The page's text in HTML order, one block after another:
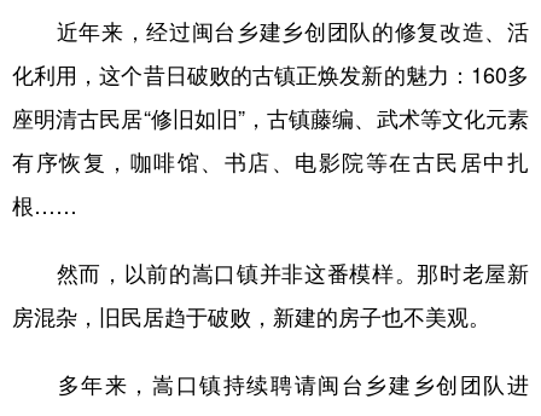
彩票 娱乐 时尚 悦读
公益 一带一路 亚太网 上市公司
北京 天津 河北 山西
浙江 安徽 福建 江西
近年来，经过闽台乡建乡创团队的修复改造、活
化利用，这个昔日破败的古镇正焕发新的魅力：160多
座明清古民居“修旧如旧”，古镇藤编、武术等文化元素
有序恢复，咖啡馆、书店、电影院等在古民居中扎
根……
然而，以前的嵩口镇并非这番模样。那时老屋新
房混杂，旧民居趋于破败，新建的房子也不美观。
多年来，嵩口镇持续聘请闽台乡建乡创团队进